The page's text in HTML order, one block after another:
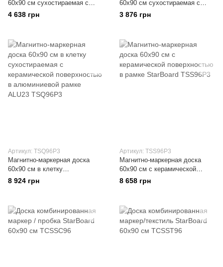
60x90 см сухостираемая с
керамической поверхностью в
алюминиевой рамке ALU23
4 638 грн
60x90 см сухостираемая с
керамической поверхностью в
алюминиевой рамке C-line
3 876 грн
Артикул: TSQ96P3
Магнитно-маркерная доска
60x90 см в клетку
сухостираемая с керамической
поверхностью в алюминиевой
8 924 грн
Артикул: TSS96P3
Магнитно-маркерная доска
60x90 см с керамической
поверхностью в рамке
StarBoard
8 658 грн